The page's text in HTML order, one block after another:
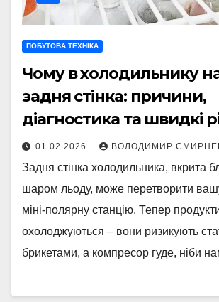
ПОБУТОВА ТЕХНІКА
Чому в холодильнику
задня стінка: причини,
діагностика та швидкі
01.02.2026 ВОЛОДИМИР
Задня стінка холодильника, вкрита
шаром льоду, може перетворити
міні-полярну станцію. Тепер
охолоджуються – вони ризикують
брикетами, а компресор гуде, ніби